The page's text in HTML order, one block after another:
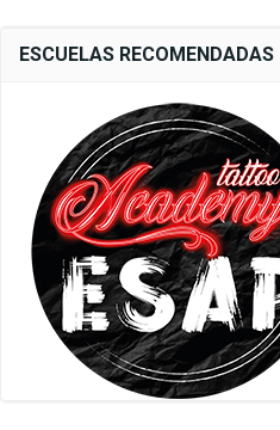
ESCUELAS RECOMENDADAS